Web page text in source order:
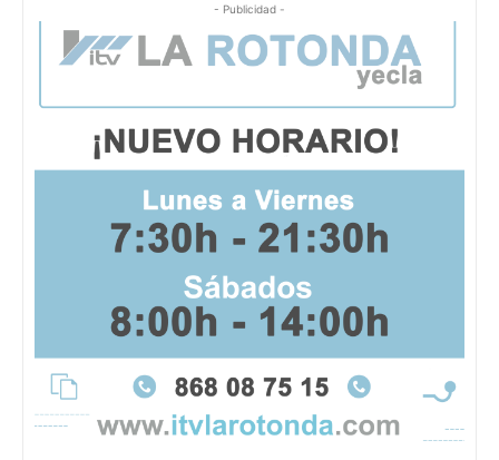
- Publicidad -